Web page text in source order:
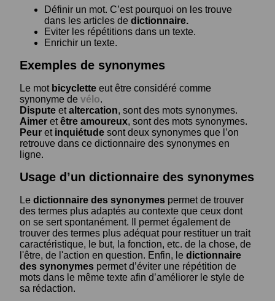
Définir un mot. C’est pourquoi on les trouve
dans les articles de dictionnaire.
Eviter les répétitions dans un texte.
Enrichir un texte.
Exemples de synonymes
Le mot bicyclette eut être considéré comme
synonyme de vélo.
Dispute etaltercation, sont des mots synonymes.
Aimer etêtre amoureux, sont des mots synonymes.
Peur et inquiétude sont deux synonymes que l’on
retrouve dans ce dictionnaire des synonymes en
ligne.
Usage d’un dictionnaire des synonymes
Le dictionnaire des synonymes permet de trouver
des termes plus adaptés au contexte que ceux dont
on se sert spontanément. Il permet également de
trouver des termes plus adéquat pour restituer un trait
caractéristique, le but, la fonction, etc. de la chose, de
l'être, de l'action en question. Enfin, le dictionnaire
des synonymes permet d’éviter une répétition de
mots dans le même texte afin d’améliorer le style de
sa rédaction.